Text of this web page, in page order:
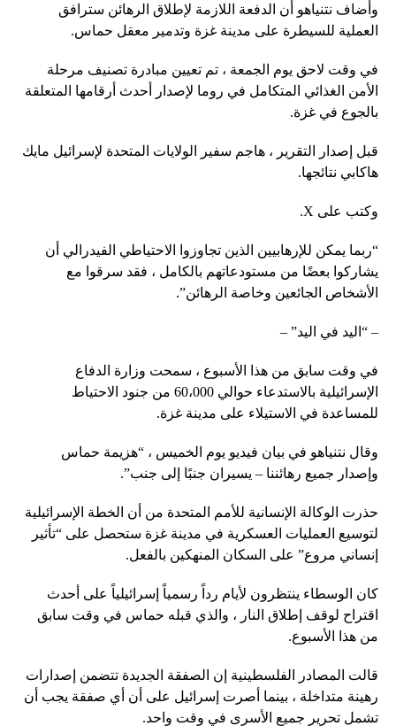
وأضاف نتنياهو أن الدفعة اللازمة لإطلاق الرهائن سترافق
العملية للسيطرة على مدينة غزة وتدمير معقل حماس.
في وقت لاحق يوم الجمعة ، تم تعيين مبادرة تصنيف مرحلة
الأمن الغذائي المتكامل في روما لإصدار أحدث أرقامها المتعلقة
بالجوع في غزة.
قبل إصدار التقرير ، هاجم سفير الولايات المتحدة لإسرائيل مايك
هاكابي نتائجها.
وكتب على X.
“ربما يمكن للإرهابيين الذين تجاوزوا الاحتياطي الفيدرالي أن
يشاركوا بعضًا من مستودعاتهم بالكامل ، فقد سرقوا مع
الأشخاص الجائعين وخاصة الرهائن”.
– “اليد في اليد” –
في وقت سابق من هذا الأسبوع ، سمحت وزارة الدفاع
الإسرائيلية بالاستدعاء حوالي 60،000 من جنود الاحتياط
للمساعدة في الاستيلاء على مدينة غزة.
وقال نتنياهو في بيان فيديو يوم الخميس ، “هزيمة حماس
وإصدار جميع رهائننا – يسيران جنبًا إلى جنب”.
حذرت الوكالة الإنسانية للأمم المتحدة من أن الخطة الإسرائيلية
لتوسيع العمليات العسكرية في مدينة غزة ستحصل على “تأثير
إنساني مروع” على السكان المنهكين بالفعل.
كان الوسطاء ينتظرون لأيام رداً رسمياً إسرائيلياً على أحدث
اقتراح لوقف إطلاق النار ، والذي قبله حماس في وقت سابق
من هذا الأسبوع.
قالت المصادر الفلسطينية إن الصفقة الجديدة تتضمن إصدارات
رهينة متداخلة ، بينما أصرت إسرائيل على أن أي صفقة يجب أن
تشمل تحرير جميع الأسرى في وقت واحد.